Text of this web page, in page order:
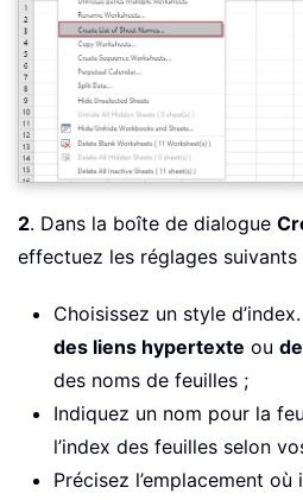
2. Dans la boîte de dialogue
effectuez les réglages suivants
Choisissez un style
des liens hypertexte ou
des noms de feuilles ;
Indiquez un nom pour la
l’index des feuilles selon
Précisez l’emplacement où